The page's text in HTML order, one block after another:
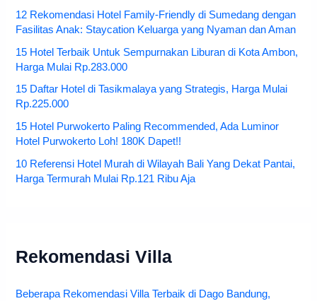
12 Rekomendasi Hotel Family-Friendly di Sumedang dengan
Fasilitas Anak: Staycation Keluarga yang Nyaman dan Aman
15 Hotel Terbaik Untuk Sempurnakan Liburan di Kota Ambon,
Harga Mulai Rp.283.000
15 Daftar Hotel di Tasikmalaya yang Strategis, Harga Mulai
Rp.225.000
15 Hotel Purwokerto Paling Recommended, Ada Luminor
Hotel Purwokerto Loh! 180K Dapet!!
10 Referensi Hotel Murah di Wilayah Bali Yang Dekat Pantai,
Harga Termurah Mulai Rp.121 Ribu Aja
Rekomendasi Villa
Beberapa Rekomendasi Villa Terbaik di Dago Bandung,